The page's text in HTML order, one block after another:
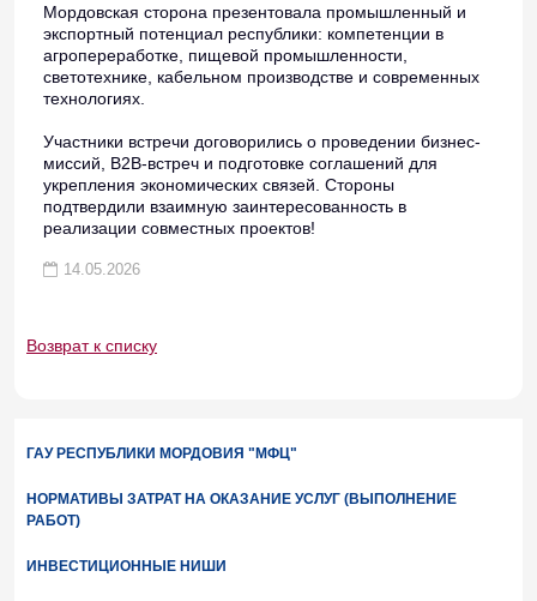
ГАУ РЕСПУБЛИКИ МОРДОВИЯ "МФЦ"
НОРМАТИВЫ ЗАТРАТ НА ОКАЗАНИЕ УСЛУГ (ВЫПОЛНЕНИЕ
РАБОТ)
ИНВЕСТИЦИОННЫЕ НИШИ
Мордовская сторона презентовала промышленный и
экспортный потенциал республики: компетенции в
агропереработке, пищевой промышленности,
светотехнике, кабельном производстве и современных
технологиях.
Участники встречи договорились о проведении бизнес-
миссий, B2B-встреч и подготовке соглашений для
укрепления экономических связей. Стороны
подтвердили взаимную заинтересованность в
реализации совместных проектов!
14.05.2026
Возврат к списку